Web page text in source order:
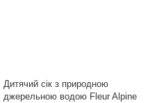
Дитячий сік з природною
джерельною водою Fleur Alpine